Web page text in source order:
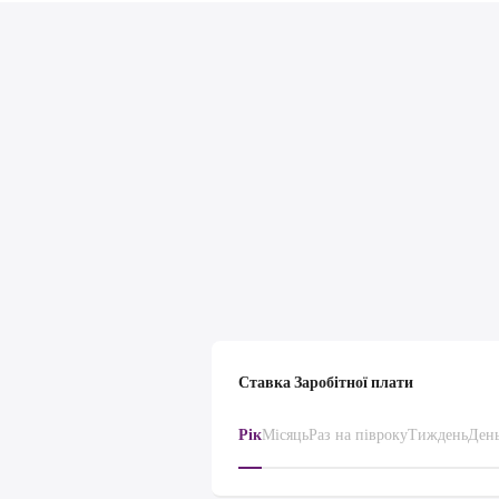
Ставка Заробітної плати
РікМісяцьРаз на піврокуТиждень